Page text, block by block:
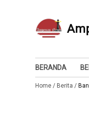
BERANDA
Home / Berita /